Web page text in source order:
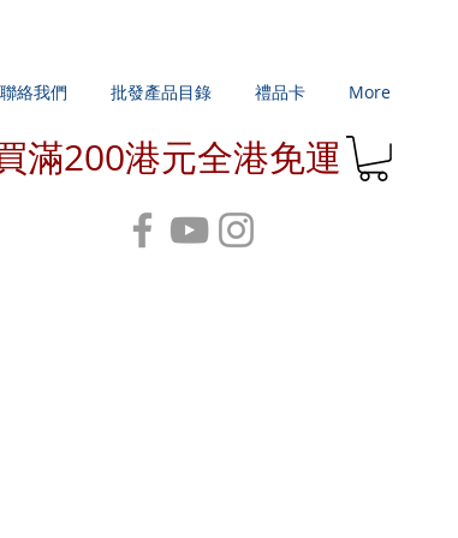
聯絡我們 批發產品目錄 禮品卡 More
滿200港元全港免運